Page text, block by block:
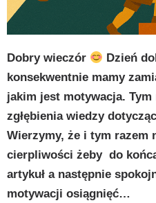
Dobry wieczór Dzień
konsekwentnie mamy
jakim jest motywacja. Tym
zgłębienia wiedzy
Wierzymy, że i tym razem
cierpliwości żeby do
artykuł a następnie
motywacji osiągnięć…